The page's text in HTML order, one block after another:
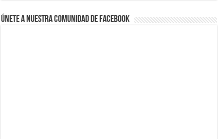
Únete a nuestra comunidad de Facebook